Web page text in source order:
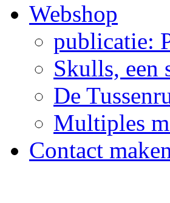
Webshop
publicatie:
Skulls, een
De
Multiples
Contact